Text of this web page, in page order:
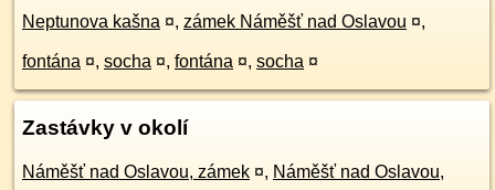
Neptunova kašna ¤, zámek Náměšť nad Oslavou ¤,
fontána ¤, socha ¤, fontána ¤, socha ¤
Zastávky v okolí
Náměšť nad Oslavou, zámek ¤, Náměšť nad Oslavou,